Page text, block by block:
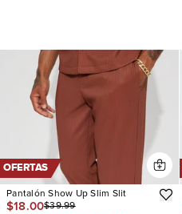
OFERTAS
Pantalón Show Up Slim Slit
$18.00$39.99